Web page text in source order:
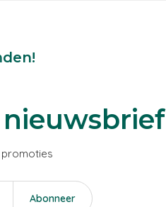
nieuwsbrief
promoties
Abonneer